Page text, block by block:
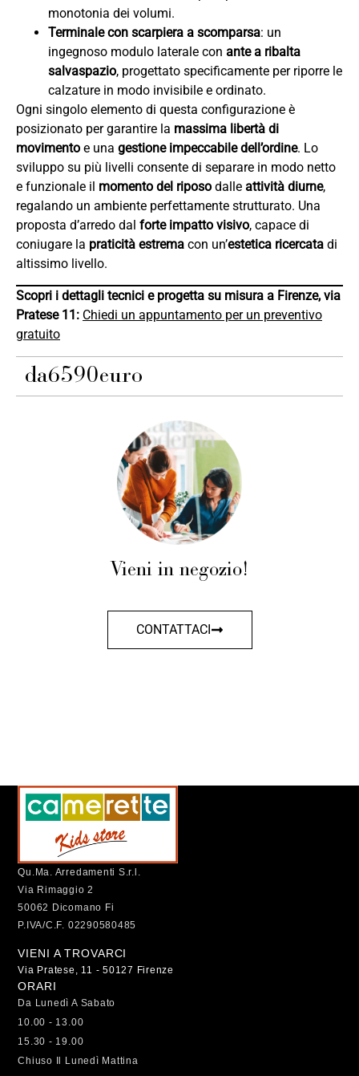
monotonia dei volumi.
Terminale con scarpiera a scomparsa: un
ingegnoso modulo laterale con ante a ribalta
salvaspazio, progettato specificamente per riporre le
calzature in modo invisibile e ordinato.
Ogni singolo elemento di questa configurazione è
posizionato per garantire la massima libertà di
movimento e una gestione impeccabile dell’ordine. Lo
sviluppo su più livelli consente di separare in modo netto
e funzionale il momento del riposo dalle attività diurne,
regalando un ambiente perfettamente strutturato. Una
proposta d’arredo dal forte impatto visivo, capace di
coniugare la praticità estrema con un’estetica ricercata di
altissimo livello.
Scopri i dettagli tecnici e progetta su misura a Firenze, via
Pratese 11: Chiedi un appuntamento per un preventivo
gratuito
da6590euro
Vieni in negozio!
CONTATTACI
Qu.Ma. Arredamenti S.r.l.
Via Rimaggio 2
50062 Dicomano Fi
P.IVA/C.F. 02290580485
VIENI A TROVARCI
Via Pratese, 11 - 50127 Firenze
ORARI
Da Lunedì A Sabato
10.00 - 13.00
15.30 - 19.00
Chiuso Il Lunedì Mattina